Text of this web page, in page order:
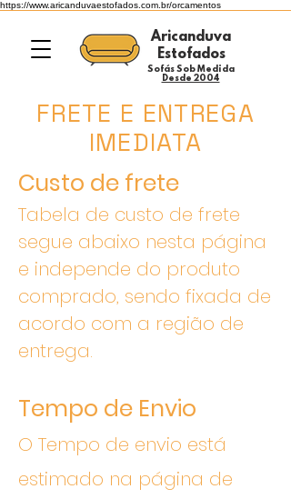
https://www.aricanduvaestofados.com.br/orcamentos
Aricanduva
Estofados
Desde 2004
Sofás Sob Medida
FRETE E ENTREGA
IMEDIATA
Custo de frete
Tabela de custo de frete
segue abaixo nesta página
e independe do produto
comprado, sendo fixada de
acordo com a região de
entrega.
Tempo de Envio
O Tempo de envio está
estimado na página de